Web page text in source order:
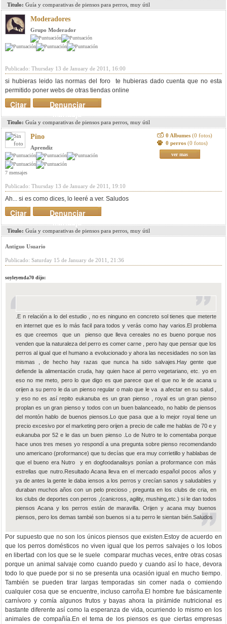
Titulo: Guía y comparativas de piensos para perros, muy útil
Moderadores
Grupo Moderador
Publicado: Thursday 13 de January de 2011, 16:00
si hubieras leido las normas del foro te hubieras dado cuenta que no esta
permitido poner webs de otras tiendas online
Denunciar
mensaje
Citar
Titulo: Guía y comparativas de piensos para perros, muy útil
Pino
Aprendiz
7 mensajes
0 Albumes (0 fotos)
0 perros (0 fotos)
ver mas
Publicado: Thursday 13 de January de 2011, 19:10
Ah... si es como dices, lo leeré a ver. Saludos
Denunciar
mensaje
Citar
Titulo: Guía y comparativas de piensos para perros, muy útil
Antiguo Usuario
Publicado: Saturday 15 de January de 2011, 21:36
soyleyenda70 dijo:
.E n relación a lo del estudio , no es ninguno en concreto sol tienes que meterte
en internet que es lo más facil para todos y verás como hay varios.El problema
es que creemos que un pienso que lleva cereales no es bueno porque nos
venden que la naturaleza del perro es comer carne , pero hay que pensar que los
perros al igual que el humano a evolucionado y ahora las necesidades no son las
mismas , de hecho hay razas que nunca ha sido salvajes.Hay gente que
defiende la alimentación cruda, hay quien hace al perro vegetariano, etc. yo en
eso no me meto, pero lo que digo es que parece que el que no le de acana u
orijen a su perro le da un pienso regular o malo que le va a afectar en su salud ,
y eso no es así repito eukanuba es un gran pienso , royal es un gran pienso
proplan es un gran pienso y todos con un buen balanceado, no hablo de piensos
del montón hablo de buenos piensos.Lo que pasa que a lo mejor royal tiene un
precio excesivo por el marketing pero orijen a precio de calle me hablas de 70 e y
eukanuba por 52 e le das un buen pienso .Lo de Nutro te lo comentaba porque
hace unos tres meses yo respondí a una pregunta sobre pienso recomendando
uno americano (proformance) que tu decías que era muy corrietillo y hablabas de
que el bueno era Nutro y en dogfoodanalisys ponían a proformance con más
estrellas que nutro.Resultado Acana lleva en el mercado español pocos años y
ya de antes la gente le daba iensos a los perros y crecían sanos y saludables y
duraban muchos años con un pelo precioso , pregunta en los clubs de cria, en
los clubs de deportes con perros ,(canicross, agility, mushing,etc.) si le dan todos
piensos Acana y los perros están de maravilla. Orijen y acana muy buenos
piensos, pero los demas tambié son buenos si a tu perro le sientan bién.Saludos
Por supuesto que no son los únicos piensos que existen.Estoy de acuerdo en
que los perros domésticos no viven igual que los perros salvajes o los lobos
en libertad con los que se le suele comparar muchas veces, entre otras cosas
porque un animal salvaje como cuando puedo y cuando así lo hace, devora
todo lo que puede por si no se presenta una ocasión igual en mucho tiempo.
También se pueden tirar largas temporadas sin comer nada o comiendo
cualquier cosa que se encuentre, incluso carroña.El hombre fue básicamente
carnívoro y comía algunos frutos y bayas ahora la pirámide nutricional es
bastante diferente así como la esperanza de vida, ocurriendo lo mismo en los
animales de compañía.En el tema de los piensos es que ciertas empresas